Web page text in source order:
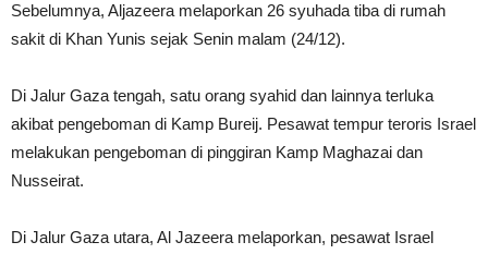
Sebelumnya, Aljazeera melaporkan 26 syuhada tiba di rumah
sakit di Khan Yunis sejak Senin malam (24/12).
Di Jalur Gaza tengah, satu orang syahid dan lainnya terluka
akibat pengeboman di Kamp Bureij. Pesawat tempur teroris Israel
melakukan pengeboman di pinggiran Kamp Maghazai dan
Nusseirat.
Di Jalur Gaza utara, Al Jazeera melaporkan, pesawat Israel